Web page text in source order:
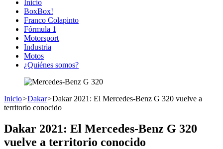
Inicio
BoxBox!
Franco Colapinto
Fórmula 1
Motorsport
Industria
Motos
¿Quiénes somos?
Inicio>Dakar>Dakar 2021: El Mercedes-Benz G 320 vuelve a
territorio conocido
Dakar 2021: El Mercedes-Benz G 320
vuelve a territorio conocido